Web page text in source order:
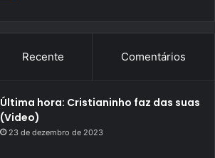
Recente Comentários
Última hora: Cristianinho faz das suas
(Video)
23 de dezembro de 2023